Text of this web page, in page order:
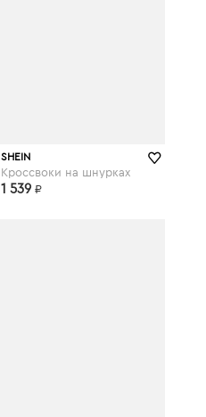
SHEIN
Кроссвоки на шнурках
1 539 ₽